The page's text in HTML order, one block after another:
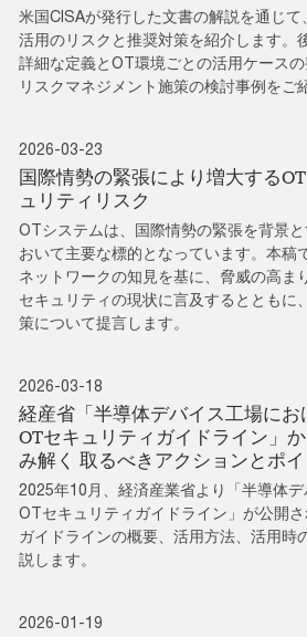
米国CISAが発行した文書の解説を通じ
活用のリスクと推奨対策を紹介します。
詳細な定義とOT環境ごとの活用ケース
リスクマネジメント施策の検討事例をご
2026-03-23
国際情勢の緊張により増大する
ュリティリスク
OTシステムは、国際情勢の緊張を背景
おいて主要な標的となっています。本稿
ネットワークの知見を基に、脅威の高ま
セキュリティの現状に言及するとともに
策について提言します。
2026-03-18
経産省「半導体デバイス工場にお
OTセキュリティガイドライン」
み解く 取るべきアクションとポイ
2025年10月、経済産業省より「半導体
OTセキュリティガイドライン」が公開
ガイドラインの概要、活用方法、活用時
説します。
2026-01-19